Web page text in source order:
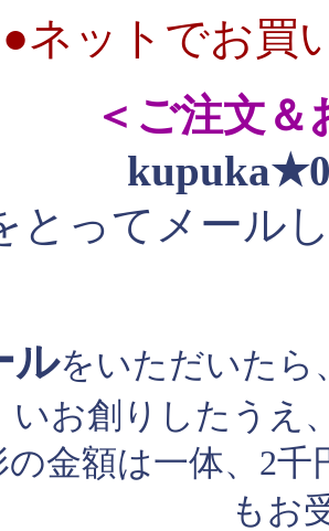
●ネットでお買
＜ご注文
とってメール
ルをいただいたら
いお創りしたうえ
の金額は一体、2
もお